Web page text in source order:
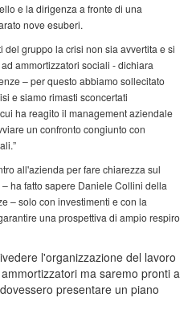
e la dirigenza a fronte di una
nove esuberi.
del gruppo la crisi non sia avvertita e si
ammortizzatori sociali - dichiara
– per questo abbiamo sollecitato
e siamo rimasti sconcertati
ha reagito il management aziendale
un confronto congiunto con
all'azienda per fare chiarezza sul
ha fatto sapere Daniele Collini della
– solo con investimenti e con la
una prospettiva di ampio respiro
l'organizzazione del lavoro
ma saremo pronti a
presentare un piano